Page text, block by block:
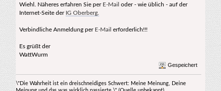
Wiehl. Näheres erfahren Sie per E-Mail oder - wie üblich - auf der
Internet-Seite der IG Oberberg.
Verbindliche Anmeldung per E-Mail erforderlich!!!
Es grüßt der
WattWurm
Gespeichert
\"Die Wahrheit ist ein dreischneidiges Schwert: Meine Meinung, Deine